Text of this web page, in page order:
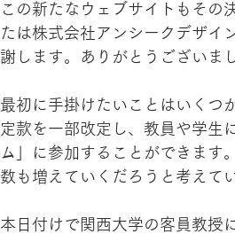
この新たなウェブサイトもその
たは株式会社アンシークデザイ
謝します。ありがとうございま
最初に手掛けたいことはいくつ
定款を一部改定し、教員や学生
ム」に参加することができます
数も増えていくだろうと考えて
本日付けで関西大学の客員教授